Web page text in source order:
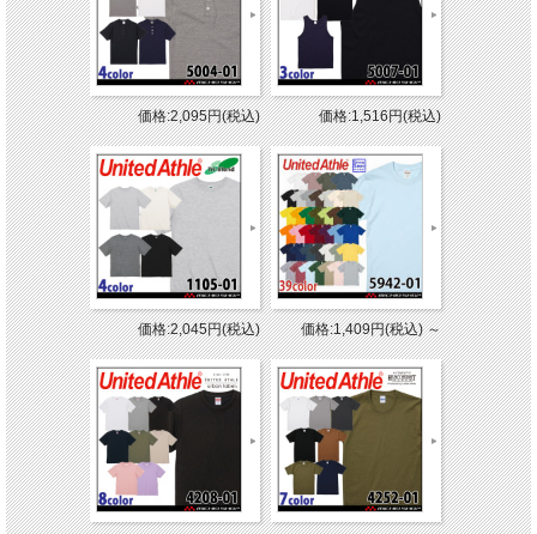
価格:2,095円(税込) 価格:1,516円(税込)
価格:2,045円(税込) 価格:1,409円(税込)～